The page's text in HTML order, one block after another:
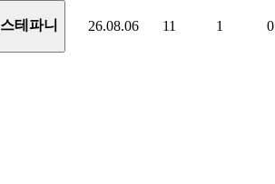
스테파니 26.08.06 11 1 0